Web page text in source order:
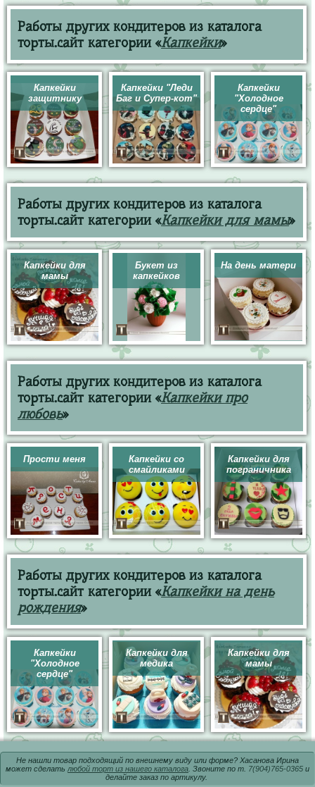
Работы других кондитеров из каталога
торты.сайт категории «Капкейки»
Капкейки
защитнику
Капкейки "Леди
Баг и Супер-кот"
Капкейки
"Холодное
сердце"
Работы других кондитеров из каталога
торты.сайт категории «Капкейки для мамы»
Капкейки для
мамы
Букет из
капкейков
На день матери
Работы других кондитеров из каталога
торты.сайт категории «Капкейки про
любовь»
Прости меня
Капкейки со
смайликами
Капкейки для
пограничника
Работы других кондитеров из каталога
торты.сайт категории «Капкейки на день
рождения»
Капкейки
"Холодное
сердце"
Капкейки для
медика
Капкейки для
мамы
Не нашли товар подходящий по внешнему виду или форме? Хасанова Ирина
может сделать любой торт из нашего каталога . Звоните по т. 7(904)765-0365 и
делайте заказ по артикулу.